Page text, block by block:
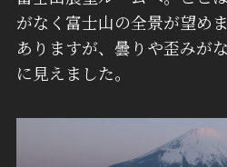
がなく富士山の全景が望め
ありますが、曇りや歪みが
に見えました。